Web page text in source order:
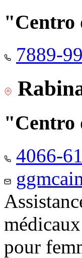
"Centro
7889-
"Centro
4066-
pour